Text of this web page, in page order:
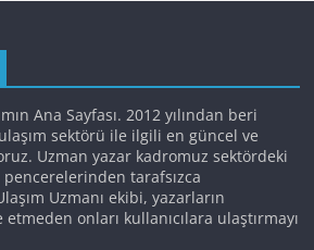
Ana Sayfası. 2012 yılından beri
sektörü ile ilgili en güncel ve
Uzman yazar kadromuz sektördeki
tarafsızca
Uzmanı ekibi, yazarların
onları kullanıcılara ulaştırmayı